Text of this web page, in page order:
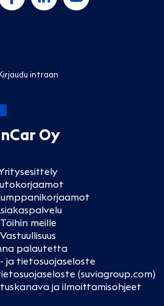
intraan
Oy
Töihin meille
Vastuullisuus
palautetta
ja tietosuojaseloste
(suviagroup.com)
ja ilmoittamisohjeet